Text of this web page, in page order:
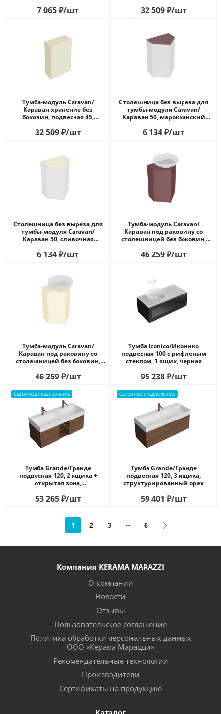
7 065₽/шт
марокканский гранатовый
32 509₽/шт
Тумба-модуль Caravan/
Караван хранение без
боковин, подвесная 45,
сливочная матовая
32 509₽/шт
Столешница без выреза для
тумбы-модуля Caravan/
Караван 50, марокканский
6 134₽/шт
Столешница без выреза для
тумбы-модуля Caravan/
Караван 50, сливочная
6 134₽/шт
Тумба-модуль Caravan/
Караван под раковину со
столешницей без боковин,
открывание, марокканский
46 259₽/шт
Тумба-модуль Caravan/
Караван под раковину со
столешницей без боковин,
открывание, сливочная
46 259₽/шт
Тумба Iconico/Иконико
подвесная 100 с рифленым
стеклом, 1 ящик, черная
95 238₽/шт
СЕЗОННОЕ ПРЕДЛОЖЕНИЕ
Тумба Grande/Гранде
подвесная 120, 2 ящика +
открытая зона,
53 265₽/шт
СЕЗОННОЕ ПРЕДЛОЖЕНИЕ
Тумба Grande/Гранде
подвесная 120, 3 ящика,
структурированный орех
59 401 ₽/шт
1 2 3 6
Компания KERAMA MARAZZI
О компании
Новости
Отзывы
Пользовательское соглашение
Политика обработки персональных данных
ООО «Керама Марацци»
Рекомендательные технологии
Производители
Сертификаты на продукцию
Каталог